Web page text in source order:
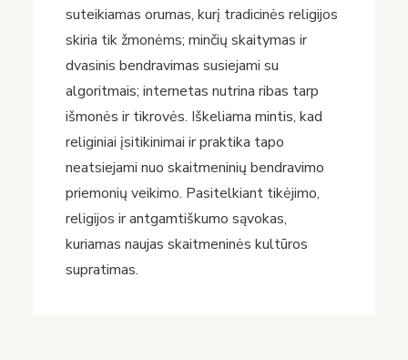
suteikiamas orumas, kurį tradicinės religijos
skiria tik žmonėms; minčių skaitymas ir
dvasinis bendravimas susiejami su
algoritmais; internetas nutrina ribas tarp
išmonės ir tikrovės. Iškeliama mintis, kad
religiniai įsitikinimai ir praktika tapo
neatsiejami nuo skaitmeninių bendravimo
priemonių veikimo. Pasitelkiant tikėjimo,
religijos ir antgamtiškumo sąvokas,
kuriamas naujas skaitmeninės kultūros
supratimas.